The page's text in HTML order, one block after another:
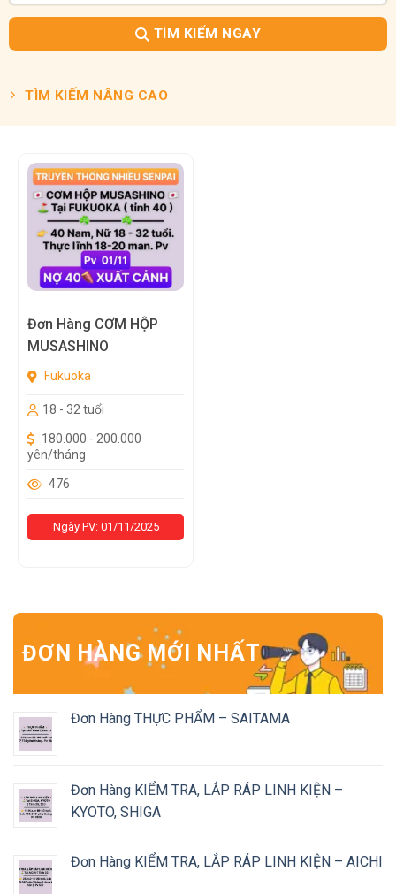
TÌM KIẾM NGAY
TÌM KIẾM NÂNG CAO
Đơn Hàng CƠM HỘP
MUSASHINO
Fukuoka
18 - 32 tuổi
180.000 - 200.000
yên/tháng
476
Ngày PV: 01/11/2025
ĐƠN HÀNG MỚI NHẤT
Đơn Hàng THỰC PHẨM – SAITAMA
Đơn Hàng KIỂM TRA, LẮP RÁP LINH KIỆN –
KYOTO, SHIGA
Đơn Hàng KIỂM TRA, LẮP RÁP LINH KIỆN – AICHI